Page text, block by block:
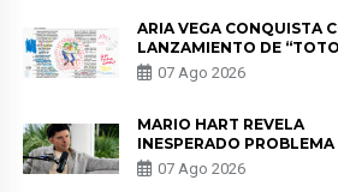
ARIA VEGA CONQUISTA
LANZAMIENTO DE
07 Ago 2026
MARIO HART REVELA
INESPERADO PROBLEMA
SALUD ANTES DE
KORINA: “ME
07 Ago 2026